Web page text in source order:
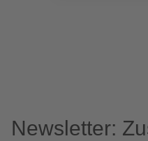
Newsletter: